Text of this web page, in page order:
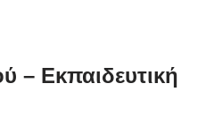
– Εκπαιδευτική